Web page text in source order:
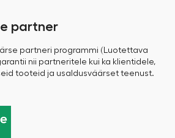
partner
partneri programmi (Luotettava
nii partneritele kui ka klientidele,
tooteid ja usaldusväärset teenust.